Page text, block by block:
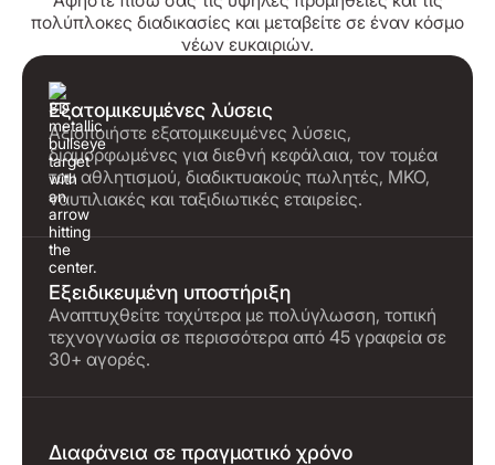
πολύπλοκες διαδικασίες και μεταβείτε σε έναν κόσμο
νέων ευκαιριών.
Εξατομικευμένες λύσεις
Αξιοποιήστε εξατομικευμένες λύσεις,
διαμορφωμένες για διεθνή κεφάλαια, τον τομέα
του αθλητισμού, διαδικτυακούς πωλητές, ΜΚΟ,
ναυτιλιακές και ταξιδιωτικές εταιρείες.
Εξειδικευμένη υποστήριξη
Αναπτυχθείτε ταχύτερα με πολύγλωσση, τοπική
τεχνογνωσία σε περισσότερα από 45 γραφεία σε
30+ αγορές.
Διαφάνεια σε πραγματικό χρόνο